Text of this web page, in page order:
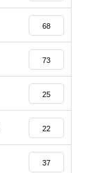
68
73
25
22
37